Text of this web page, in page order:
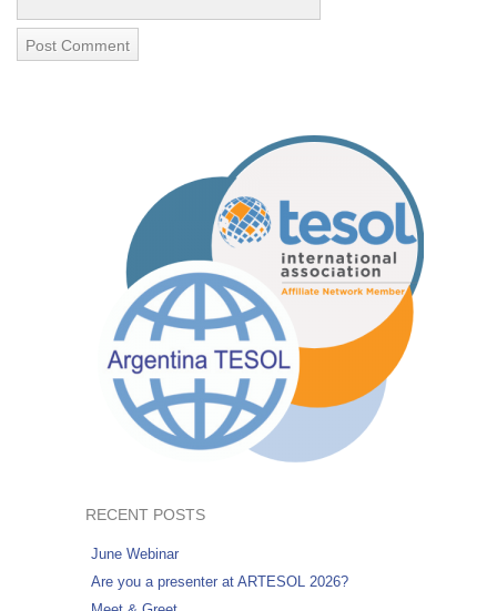
RECENT POSTS
June Webinar
Are you a presenter at ARTESOL 2026?